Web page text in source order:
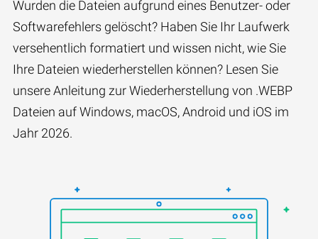
Wurden die Dateien aufgrund eines Benutzer- oder
Softwarefehlers gelöscht? Haben Sie Ihr Laufwerk
versehentlich formatiert und wissen nicht, wie Sie
Ihre Dateien wiederherstellen können? Lesen Sie
unsere Anleitung zur Wiederherstellung von .WEBP
Dateien auf Windows, macOS, Android und iOS im
Jahr 2026.